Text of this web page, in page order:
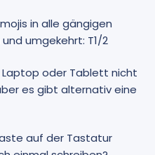
in alle gängigen
umgekehrt: T1/2
Laptop oder Tablett nicht
es gibt alternativ eine
auf der Tastatur